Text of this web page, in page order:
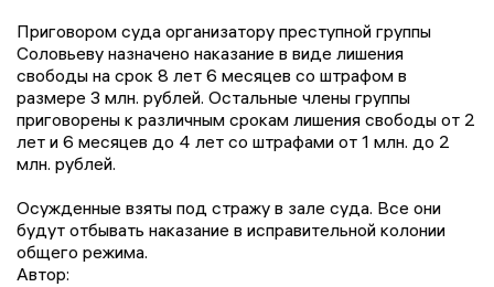
Приговором суда организатору преступной группы
Соловьеву назначено наказание в виде лишения
свободы на срок 8 лет 6 месяцев со штрафом в
размере 3 млн. рублей. Остальные члены группы
приговорены к различным срокам лишения свободы от 2
лет и 6 месяцев до 4 лет со штрафами от 1 млн. до 2
млн. рублей.
Осужденные взяты под стражу в зале суда. Все они
будут отбывать наказание в исправительной колонии
общего режима.
Автор: